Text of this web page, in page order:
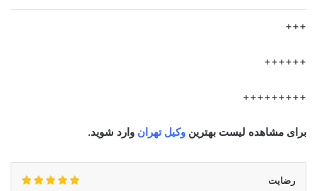
+++
++++++
+++++++++
برای مشاهده لیست بهترین وکیل تهران وارد شوید.
رضایت